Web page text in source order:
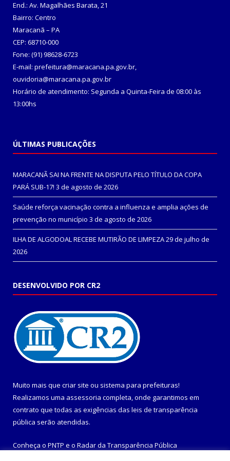
End.: Av. Magalhães Barata, 21
Bairro: Centro
Maracanã – PA
CEP: 68710-000
Fone: (91) 98628-6723
E-mail: prefeitura@maracana.pa.gov.br,
ouvidoria@maracana.pa.gov.br
Horário de atendimento: Segunda a Quinta-Feira de 08:00 às
13:00hs
ÚLTIMAS PUBLICAÇÕES
MARACANÃ SAI NA FRENTE NA DISPUTA PELO TÍTULO DA COPA
PARÁ SUB-17! 3 de agosto de 2026
Saúde reforça vacinação contra a influenza e amplia ações de
prevenção no município 3 de agosto de 2026
ILHA DE ALGODOAL RECEBE MUTIRÃO DE LIMPEZA29 de julho de
2026
DESENVOLVIDO POR CR2
Muito mais que criar site ou sistema para prefeituras!
Realizamos uma assessoria completa, onde garantimos em
contrato que todas as exigências das leis de transparência
pública serão atendidas.
Conheça o PNTP e o Radar da Transparência Pública